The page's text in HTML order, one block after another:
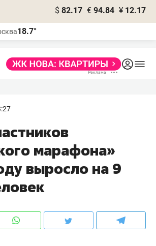
$ 82.17 € 94.84 ¥ 12.17
18.7°
марафона»
выросло на 9